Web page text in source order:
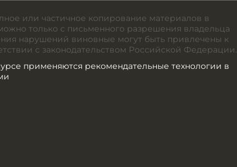
или частичное копирование материалов в
только с письменного разрешения владельца
нарушений виновные могут быть привлечены к
с законодательством Российской Федерации.
применяются рекомендательные технологии в